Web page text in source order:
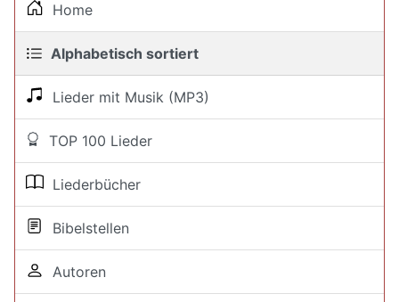
Home
Alphabetisch sortiert
Lieder mit Musik (MP3)
TOP 100 Lieder
Liederbücher
Bibelstellen
Autoren